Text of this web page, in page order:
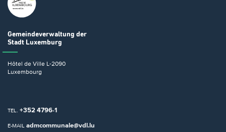
Gemeindeverwaltung der
Stadt Luxemburg
Hôtel de Ville L-2090
Luxembourg
TEL. +352 4796-1
E-MAIL admcommunale@vdl.lu